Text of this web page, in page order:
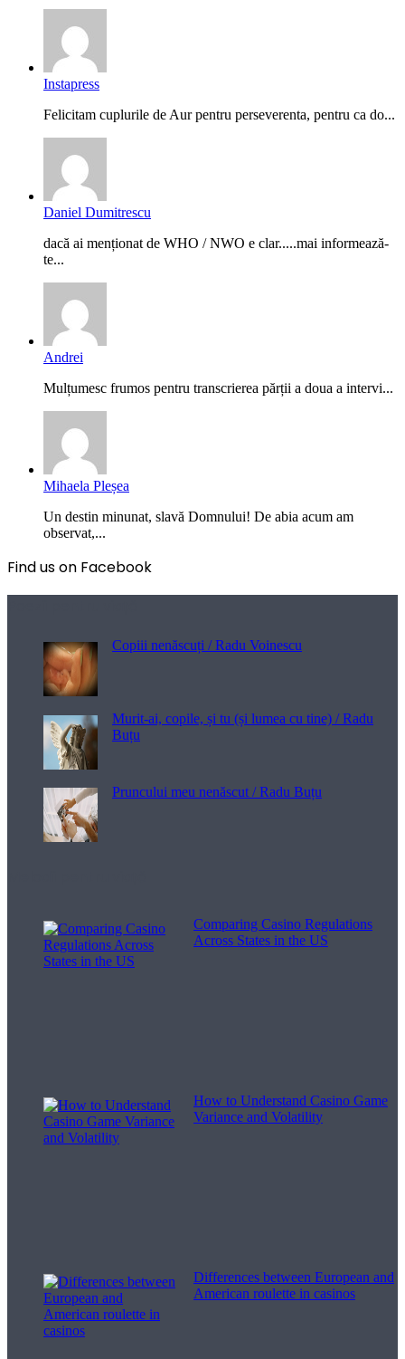
Instapress
Felicitam cuplurile de Aur pentru perseverenta, pentru ca do...
Daniel Dumitrescu
dacă ai menționat de WHO / NWO e clar.....mai informează-
te...
Andrei
Mulțumesc frumos pentru transcrierea părții a doua a intervi...
Mihaela Pleșea
Un destin minunat, slavă Domnului! De abia acum am
observat,...
Find us on Facebook
Copiii nenăscuți / Radu Voinescu
Murit-ai, copile, și tu (și lumea cu tine) / Radu
Buțu
Pruncului meu nenăscut / Radu Buțu
Comparing Casino Regulations
Across States in the US
How to Understand Casino Game
Variance and Volatility
Differences between European and
American roulette in casinos